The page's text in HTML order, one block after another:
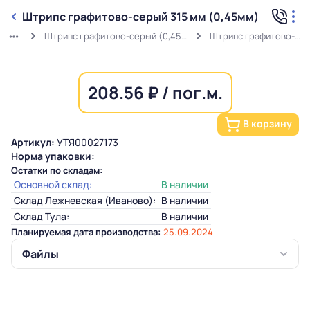
Штрипс графитово-серый 315 мм (0,45мм)
Штрипс графитово-серый (0,45мм) RAL 7024 в защитной пленке Штрипс графитово-серый 315 мм (0,45мм)
208.56 ₽ / пог.м.
В корзину
Артикул: УТЯ00027173
Норма упаковки:
Остатки по складам:
Основной склад:
В наличии
Склад Лежневская (Иваново): В наличии
Склад Тула:
В наличии
Планируемая дата производства: 25.09.2024
Файлы